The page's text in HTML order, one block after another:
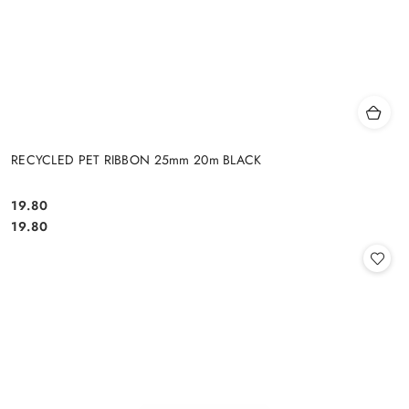
RECYCLED PET RIBBON 25mm 20m BLACK
Cena:
19.80
Cena:
19.80